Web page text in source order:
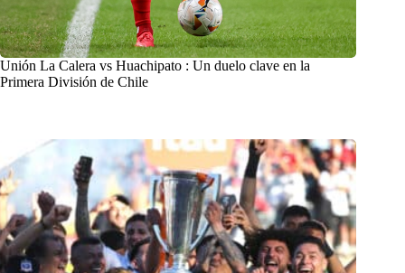
Unión La Calera vs Huachipato : Un duelo clave en la
Primera División de Chile